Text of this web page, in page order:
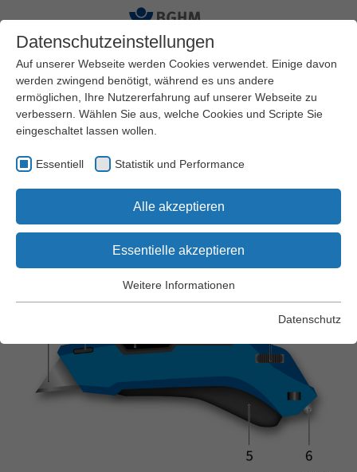
Startseite
Arbeitssicherheit und Gesundheitsschutz
Praxishilfen
Arbeitsschutz Kompakt
Arbeiten mit dem
Cuttermesser
Datenschutzeinstellungen
Auf unserer Webseite werden Cookies verwendet. Einige davon
werden zwingend benötigt, während es uns andere
ermöglichen, Ihre Nutzererfahrung auf unserer Webseite zu
verbessern. Wählen Sie aus, welche Cookies und Scripte Sie
eingeschaltet lassen wollen.
Essentiell Statistik und Performance
Alle akzeptieren
Essentielle akzeptieren
Essentielle Cookies werden für grundlegende Funktionen der
Webseite einwandfrei funktioniert.
Name
Weitere Informationen
Datenschutz